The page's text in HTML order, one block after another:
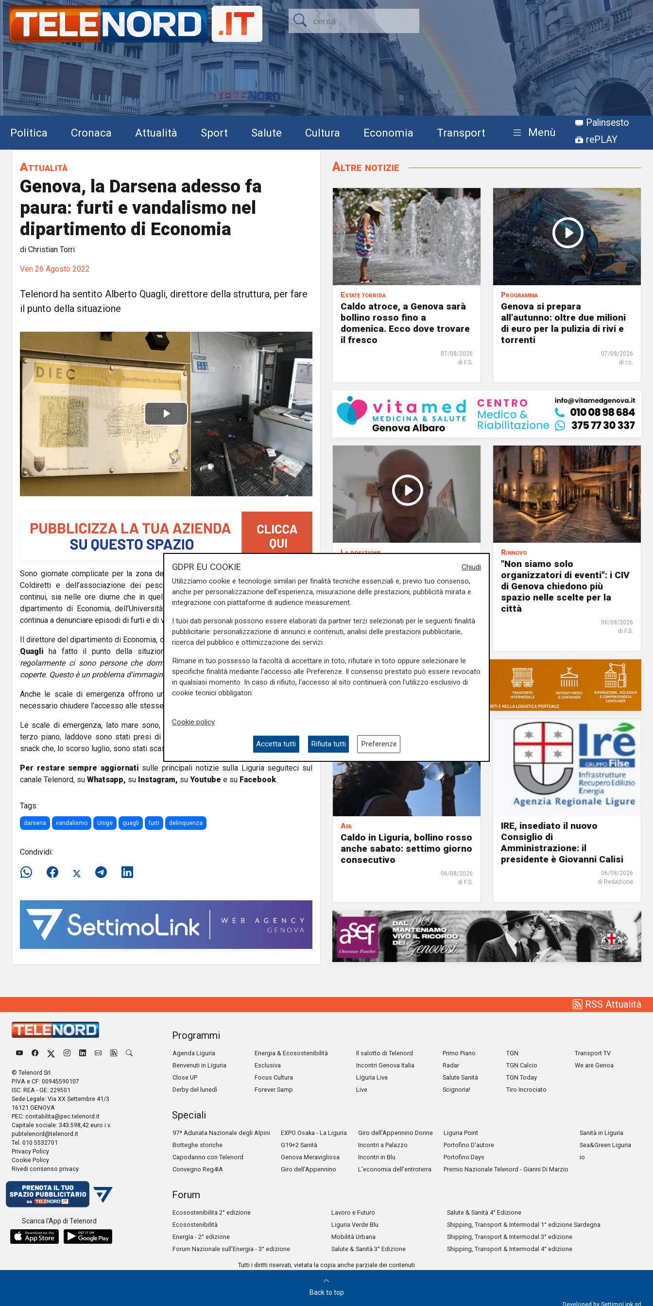
Politica Cronaca Attualità Sport Salute Cultura Economia Transport Menù
Palinsesto
rePLAY
Attualità
Genova, la Darsena adesso fa
paura: furti e vandalismo nel
dipartimento di Economia
di Christian Torri
Ven 26 Agosto 2022
Telenord ha sentito Alberto Quagli, direttore della struttura, per fare
il punto della situazione
P
a
i
d
e
o
Sono giornate complicate per la zona della Darsena a Genova, dopo la denuncia di
Coldiretti e dell’associazione dei pescatori, che hanno lamentato vagabondaggi
continui, sia nelle ore diurne che in quelle notturne. Nello specifico nella sede del
dipartimento di Economia, dell’Università degli studi di Genova, in via Vivaldi, che
continua a denunciare episodi di furti e di vandalismo.
Il direttore del dipartimento di Economia, dell’Università degli studi di GenovaAlberto
Quagli ha fatto il punto della situzione a Telenord:
regolarmente ci sono persone che dormono negli anfratti con dei cartoni e delle
coperte. Questo è un problema d'immagine per l'Università".
Anche le scale di emergenza offrono un “tetto” agli sbandati, tanto che si è reso
necessario chiudere l’accesso alle stesse con cancelli e strutture in plexiglass.
Le scale di emergenza, lato mare sono, peraltro, la via privilegiata per l’accesso al
terzo piano, laddove sono stati presi di mira i distributori automatici di bevande e
snack che, lo scorso luglio, sono stati scassinati.
Per restare sempre aggiornati sulle principali notizie sulla Liguria seguiteci sul
canale Telenord, su Whatsapp, su Instagram, su Youtube e su Facebook.
Tags:
darsena vandalismo Unige quagli furti delinquenza
Condividi:
Altre notizie
Estate torrida
Caldo atroce, a Genova sarà
bollino rosso fino a
domenica. Ecco dove trovare
il fresco
07/08/2026
di F.S.
Programma
Genova si prepara
all'autunno: oltre due milioni
di euro per la pulizia di rivi e
torrenti
07/08/2026
di r.c.
La posizione
secondo il vicepresidente
Anav
Rinnovo
"Non siamo solo
organizzatori di eventi": i CIV
di Genova chiedono più
spazio nelle scelte per la
città
06/08/2026
di F.S.
Afa
Caldo in Liguria, bollino rosso
anche sabato: settimo giorno
consecutivo
06/08/2026
di F.S.
IRE, insediato il nuovo
Consiglio di
Amministrazione: il
presidente è Giovanni Calisi
06/08/2026
di Redazione
RSS Attualità
© Telenord Srl
P.IVA e CF: 00945590107
ISC. REA - GE: 229501
Sede Legale: Via XX Settembre 41/3
16121 GENOVA
PEC: contabilita@pec.telenord.it
Capitale sociale: 343.598,42 euro i.v.
pubtelenord@telenord.it
Tel. 010 5532701
Privacy Policy
Cookie Policy
Rivedi consenso privacy
Scarica l'App di Telenord
Programmi
Agenda Liguria
Benvenuti in Liguria
Close UP
Derby del lunedì
Energia & Ecosostenibilità
Esclusiva
Focus Cultura
Forever Samp
Il salotto di Telenord
Incontri Genova Italia
Liguria Live
Live
Primo Piano
Radar
Salute Sanità
Scignoria!
TGN
TGN Calcio
TGN Today
Tiro Incrociato
Transport TV
We are Genoa
Speciali
97ª Adunata Nazionale degli Alpini
Botteghe storiche
Capodanno con Telenord
Convegno Reg4IA
EXPO Osaka - La Liguria
G19+2 Sanità
Genova Meravigliosa
Giro dell'Appennino
Giro dell'Appennino Donne
Incontri a Palazzo
Incontri in Blu
L'economia dell'entroterra
Liguria Point
Portofino D'autore
Portofino Days
Premio Nazionale Telenord - Gianni Di Marzio
Sanità in Liguria
Sea&Green Liguria
io
Forum
Ecosostenibilita 2° edizione
Ecosostenibilità
Energia - 2° edizione
Forum Nazionale sull’Energia - 3° edizione
Lavoro e Futuro
Liguria Verde Blu
Mobilità Urbana
Salute & Sanità 3° Edizione
Salute & Sanità 4° Edizione
Shipping, Transport & Intermodal 1° edizione Sardegna
Shipping, Transport & Intermodal 3° edizione
Shipping, Transport & Intermodal 4° edizione
Tutti i diritti riservati, vietata la copia anche parziale dei contenuti
Back to top
Developed by SettimoLink srl
Chiudi
GDPR EU COOKIE
Utilizziamo cookie e tecnologie similari per finalità tecniche essenziali e, previo tuo consenso,
anche per personalizzazione dell'esperienza, misurazione delle prestazioni, pubblicità mirata e
integrazione con piattaforme di audience measurement.
I tuoi dati personali possono essere elaborati da partner terzi selezionati per le seguenti finalità
pubblicitarie: personalizzazione di annunci e contenuti, analisi delle prestazioni pubblicitarie,
ricerca del pubblico e ottimizzazione dei servizi.
Rimane in tuo possesso la facoltà di accettare in toto, rifiutare in toto oppure selezionare le
specifiche finalità mediante l'accesso alle Preferenze. Il consenso prestato può essere revocato
in qualsiasi momento. In caso di rifiuto, l'accesso al sito continuerà con l'utilizzo esclusivo di
cookie tecnici obbligatori.
Cookie policy
Accetta tutti Rifiuta tutti Preferenze